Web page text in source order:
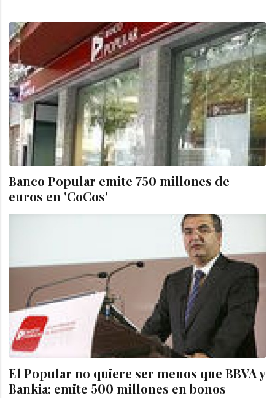
Banco Popular emite 750 millones de
euros en 'CoCos'
El Popular no quiere ser menos que BBVA y
Bankia: emite 500 millones en bonos